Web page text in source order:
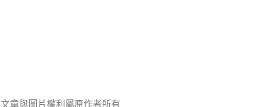
文章與圖片權利屬原作者所有